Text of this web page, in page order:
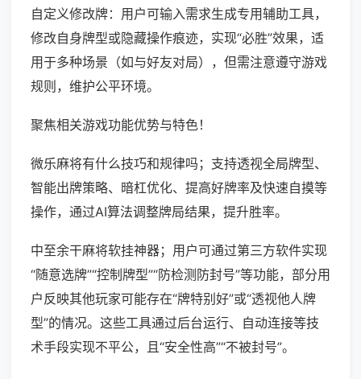
自定义修改牌：用户可输入需求生成专用辅助工具，
修改自身牌型或隐藏操作痕迹，实现“必胜”效果，适
用于多种场景（如与好友对局），但需注意遵守游戏
规则，维护公平环境。
聚焦相关游戏功能优势与特色！
微乐麻将有什么技巧和规律吗；支持透视全局牌型、
智能出牌策略、暗杠优化、提高好牌率及快速自摸等
操作，通过AI算法调整牌局结果，提升胜率。
中至余干麻将软挂神器；用户可通过第三方软件实现
“随意选牌”“控制牌型”“防检测防封号”等功能，部分用
户反映其他玩家可能存在“牌特别好”或“透视他人牌
型”的情况。这些工具通过后台运行、自动连接等技
术手段实现不平公，且“安全性高”“不被封号”。